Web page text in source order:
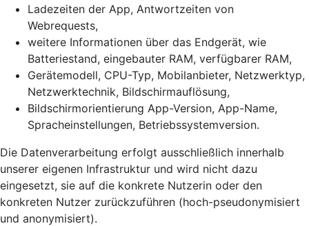
Ladezeiten der App, Antwortzeiten von
Webrequests,
weitere Informationen über das Endgerät, wie
Batteriestand, eingebauter RAM, verfügbarer RAM,
Gerätemodell, CPU-Typ, Mobilanbieter, Netzwerktyp,
Netzwerktechnik, Bildschirmauflösung,
Bildschirmorientierung App-Version, App-Name,
Spracheinstellungen, Betriebssystemversion.
Die Datenverarbeitung erfolgt ausschließlich innerhalb
unserer eigenen Infrastruktur und wird nicht dazu
eingesetzt, sie auf die konkrete Nutzerin oder den
konkreten Nutzer zurückzuführen (hoch-pseudonymisiert
und anonymisiert).